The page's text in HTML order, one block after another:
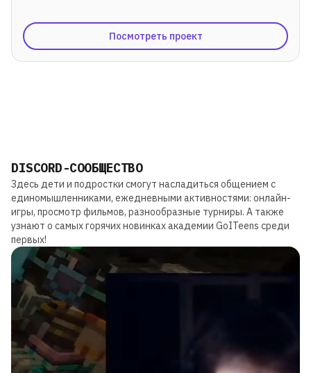
Посмотреть проект
DISCORD-СООБЩЕСТВО
Здесь дети и подростки смогут насладиться общением с
единомышленниками, ежедневными активностями: онлайн-
игры, просмотр фильмов, разнообразные турниры. А также
узнают о самых горячих новинках академии GoITeens среди
первых!